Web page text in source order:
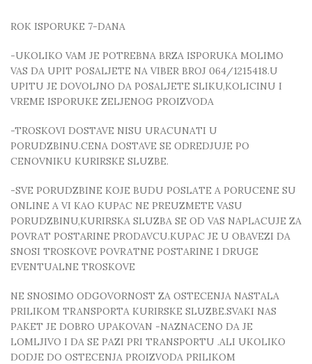
ROK ISPORUKE 7-DANA
-UKOLIKO VAM JE POTREBNA BRZA ISPORUKA MOLIMO
VAS DA UPIT POSALJETE NA VIBER BROJ 064/1215418.U
UPITU JE DOVOLJNO DA POSALJETE SLIKU,KOLICINU I
VREME ISPORUKE ZELJENOG PROIZVODA
-TROSKOVI DOSTAVE NISU URACUNATI U
PORUDZBINU.CENA DOSTAVE SE ODREDJUJE PO
CENOVNIKU KURIRSKE SLUZBE.
-SVE PORUDZBINE KOJE BUDU POSLATE A PORUCENE SU
ONLINE A VI KAO KUPAC NE PREUZMETE VASU
PORUDZBINU,KURIRSKA SLUZBA SE OD VAS NAPLACUJE ZA
POVRAT POSTARINE PRODAVCU.KUPAC JE U OBAVEZI DA
SNOSI TROSKOVE POVRATNE POSTARINE I DRUGE
EVENTUALNE TROSKOVE
NE SNOSIMO ODGOVORNOST ZA OSTECENJA NASTALA
PRILIKOM TRANSPORTA KURIRSKE SLUZBE.SVAKI NAS
PAKET JE DOBRO UPAKOVAN -NAZNACENO DA JE
LOMLJIVO I DA SE PAZI PRI TRANSPORTU .ALI UKOLIKO
DODJE DO OSTECENJA PROIZVODA PRILIKOM